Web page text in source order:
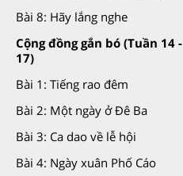
Bài 8: Hãy lắng nghe
Cộng đồng gắn bó (Tuần 14 -
17)
Bài 1: Tiếng rao đêm
Bài 2: Một ngày ở Đê Ba
Bài 3: Ca dao về lễ hội
Bài 4: Ngày xuân Phố Cáo